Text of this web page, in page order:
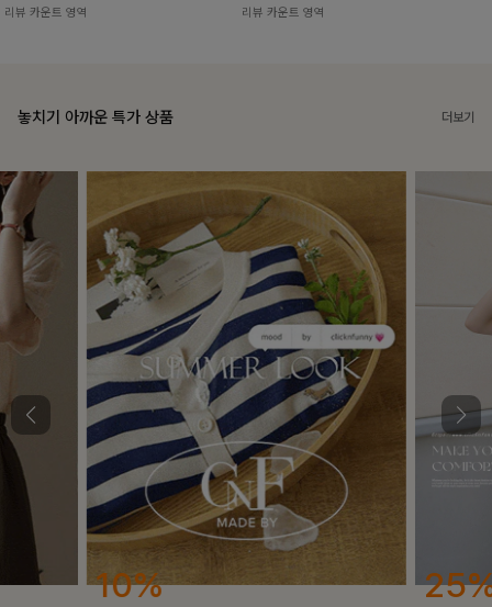
리뷰 카운트 영역 리뷰 카운트 영역
놓치기 아까운 특가 상품 더보기
25% 10%